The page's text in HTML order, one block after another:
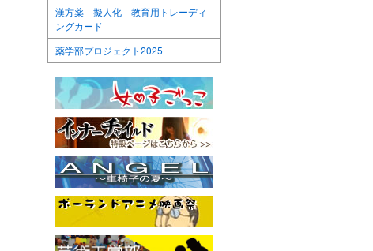
漢方薬 擬人化 教育用トレーディ
ングカード
薬学部プロジェクト2025